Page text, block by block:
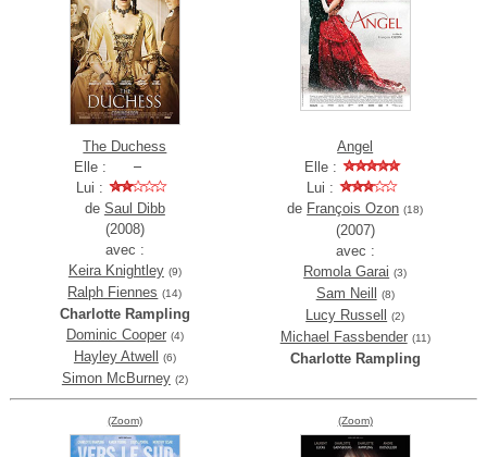
The Duchess
Elle :
Lui :
de Saul Dibb
(2008)
avec :
Keira Knightley (9)
Ralph Fiennes (14)
Charlotte Rampling
Dominic Cooper (4)
Hayley Atwell (6)
Simon McBurney (2)
Angel
Elle :
Lui :
de François Ozon (18)
(2007)
avec :
Romola Garai (3)
Sam Neill (8)
Lucy Russell (2)
Michael Fassbender (11)
Charlotte Rampling
(Zoom) (Zoom)